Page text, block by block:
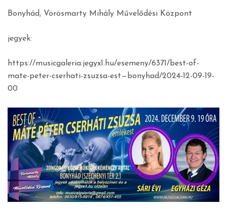
Bonyhád, Vörösmarty Mihály Művelődési Központ
jegyek:
https://musicgaleria.jegyx1.hu/esemeny/6371/best-of-
mate-peter-cserhati-zsuzsa-est—bonyhad/2024-12-09-19-
00